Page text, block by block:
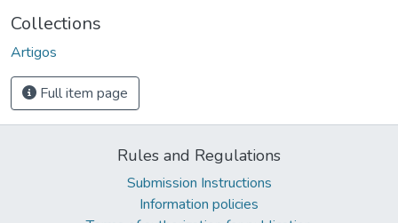
Collections
Artigos
Full item page
Rules and Regulations
Submission Instructions
Information policies